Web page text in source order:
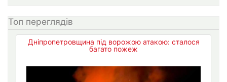
Топ переглядів
Дніпропетровщина під ворожою атакою: сталося
багато пожеж